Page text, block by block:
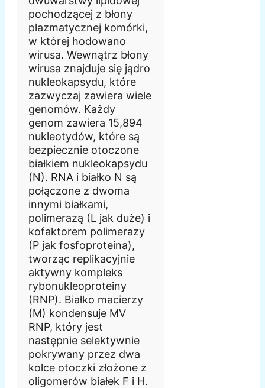
pochodzącej z błony
plazmatycznej komórki,
w której hodowano
wirusa. Wewnątrz błony
wirusa znajduje się jądro
nukleokapsydu, które
zazwyczaj zawiera wiele
genomów. Każdy
genom zawiera 15,894
nukleotydów, które są
bezpiecznie otoczone
białkiem nukleokapsydu
(N). RNA i białko N są
połączone z dwoma
innymi białkami,
polimerazą (L jak duże) i
kofaktorem polimerazy
(P jak fosfoproteina),
tworząc replikacyjnie
aktywny kompleks
rybonukleoproteiny
(RNP). Białko macierzy
(M) kondensuje MV
RNP, który jest
następnie selektywnie
pokrywany przez dwa
kolce otoczki złożone z
oligomerów białek F i H.